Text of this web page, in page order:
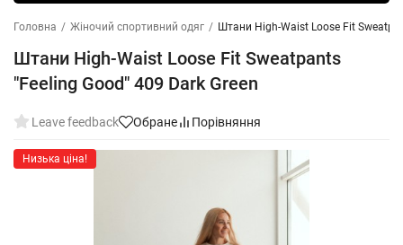
Головна / Жіночий спортивний одяг / Штани High-Waist Loose Fit
Штани High-Waist Loose Fit Sweatpants
"Feeling Good" 409 Dark Green
Leave feedback Обране Порівняння
Низька ціна!